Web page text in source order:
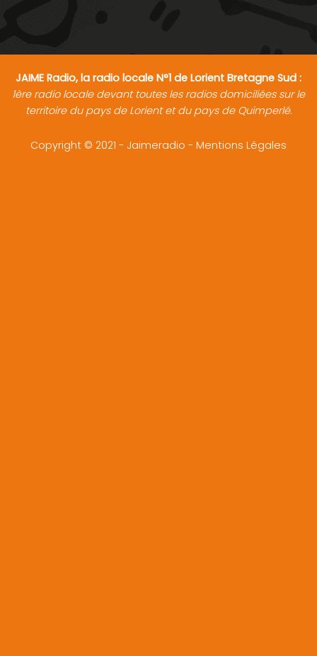
JAIME Radio, la radio locale N°1 de Lorient Bretagne Sud :
1ère radio locale devant toutes les radios domiciliées sur le
territoire du pays de Lorient et du pays de Quimperlé.
Copyright © 2021 - Jaimeradio - Mentions Légales